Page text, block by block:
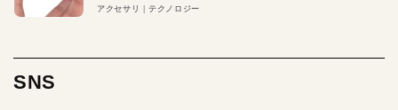
アクセサリ テクノロジー
SNS